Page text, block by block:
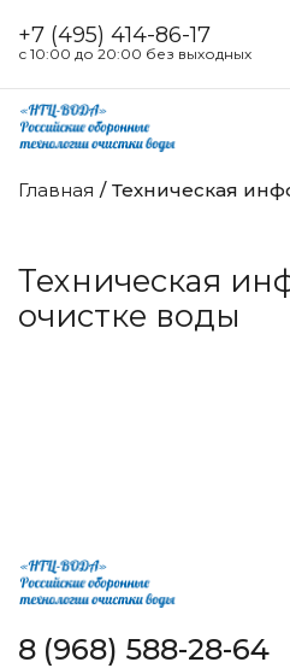
+7 (495) 414-86-17
с 10:00 до 20:00 без выходных
Главная Техническая
Техническая
очистке воды
8 (968) 588-28-64